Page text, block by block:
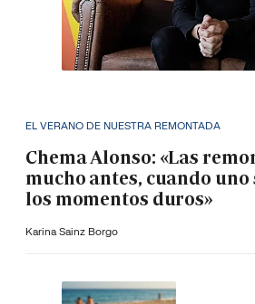
EL VERANO DE NUESTRA REMONTADA
Chema Alonso: «Las
mucho antes, cuando
los momentos duros»
Karina Sainz Borgo